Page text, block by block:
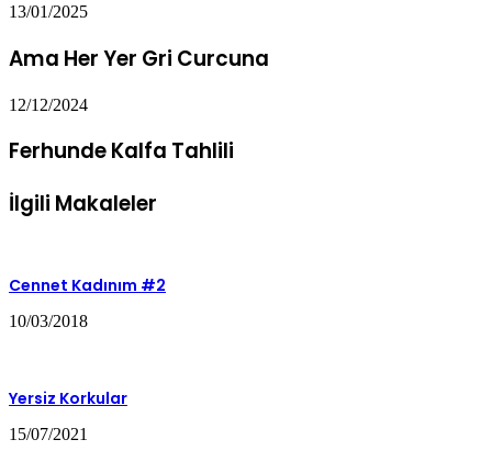
13/01/2025
Ama Her Yer Gri Curcuna
12/12/2024
Ferhunde Kalfa Tahlili
İlgili Makaleler
Cennet Kadınım #2
10/03/2018
Yersiz Korkular
15/07/2021